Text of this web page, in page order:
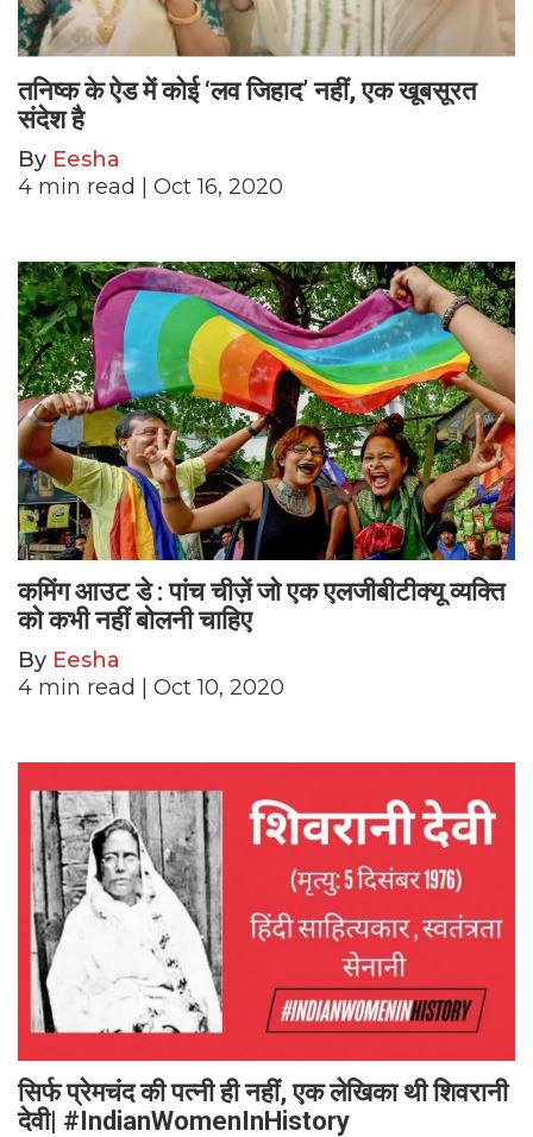
तनिष्क के ऐड में कोई ‘लव जिहाद’ नहीं, एक खूबसूरत
संदेश है
By Eesha
4 min read | Oct 16, 2020
कमिंग आउट डे : पांच चीज़ें जो एक एलजीबीटीक्यू व्यक्ति
को कभी नहीं बोलनी चाहिए
By Eesha
4 min read | Oct 10, 2020
सिर्फ प्रेमचंद की पत्नी ही नहीं, एक लेखिका थी शिवरानी
देवी| #IndianWomenInHistory